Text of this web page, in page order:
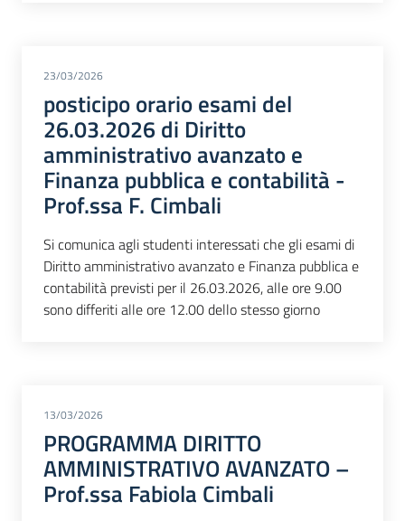
23/03/2026
posticipo orario esami del
26.03.2026 di Diritto
amministrativo avanzato e
Finanza pubblica e contabilità -
Prof.ssa F. Cimbali
Si comunica agli studenti interessati che gli esami di
Diritto amministrativo avanzato e Finanza pubblica e
contabilità previsti per il 26.03.2026, alle ore 9.00
sono differiti alle ore 12.00 dello stesso giorno
13/03/2026
PROGRAMMA DIRITTO
AMMINISTRATIVO AVANZATO –
Prof.ssa Fabiola Cimbali